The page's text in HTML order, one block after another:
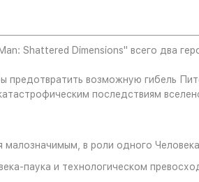
Shattered Dimensions" всего два
предотвратить возможную гибель
последствиям
в роли одного
паука и технологическом